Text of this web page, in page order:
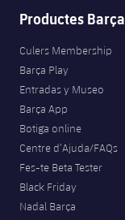
Productes Barça
Culers Membership
Barça Play
Entradas y Museo
Barça App
Botiga online
Centre d’Ajuda/FAQs
Fes-te Beta Tester
Black Friday
Nadal Barça